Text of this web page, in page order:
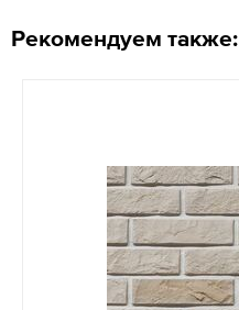
Рекомендуем также: